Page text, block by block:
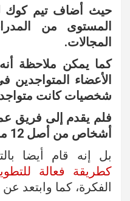
حيث أضاف تيم كوك
المستوى من
المجالات.
كما يمكن ملاحظة
الأعضاء المتواجدين
شخصيات كانت
فلم يقدم إلى فريق
أشخاص من أصل 12 مدير.
بل إنه قام أيضا
كطريقة فعالة
الفكرة، كما وابتعد عن